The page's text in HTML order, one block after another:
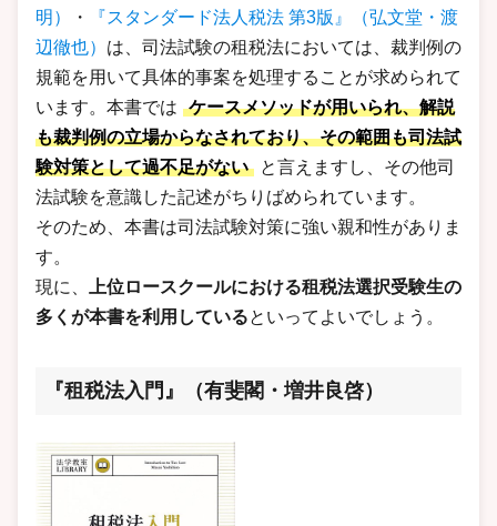
明）
・
『スタンダード法人税法 第3版』（弘文堂・渡
辺徹也） は、司法試験の租税法においては、裁判例の
規範を用いて具体的事案を処理することが求められて
います。本書では
ケースメソッドが用いられ、解説
も裁判例の立場からなされており、その範囲も司法試
験対策として過不足がない
と言えますし、その他司
法試験を意識した記述がちりばめられています。
そのため、本書は司法試験対策に強い親和性がありま
す。
現に、
上位ロースクールにおける租税法選択受験生の
多くが本書を利用しているといってよいでしょう。
『租税法入門』（有斐閣・増井良啓）